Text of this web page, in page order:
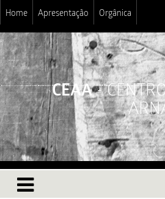
Home Apresentação Orgânica
CEAA-